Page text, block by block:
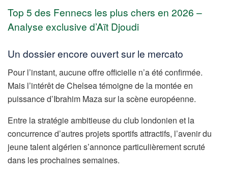
Top 5 des Fennecs les plus chers en 2026 –
Analyse exclusive d’Aït Djoudi
Un dossier encore ouvert sur le mercato
Pour l’instant, aucune offre officielle n’a été confirmée.
Mais l’intérêt de Chelsea témoigne de la montée en
puissance d’Ibrahim Maza sur la scène européenne.
Entre la stratégie ambitieuse du club londonien et la
concurrence d’autres projets sportifs attractifs, l’avenir du
jeune talent algérien s’annonce particulièrement scruté
dans les prochaines semaines.